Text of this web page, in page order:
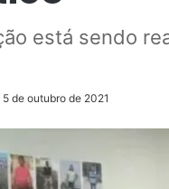
está sendo
5 de outubro de 2021